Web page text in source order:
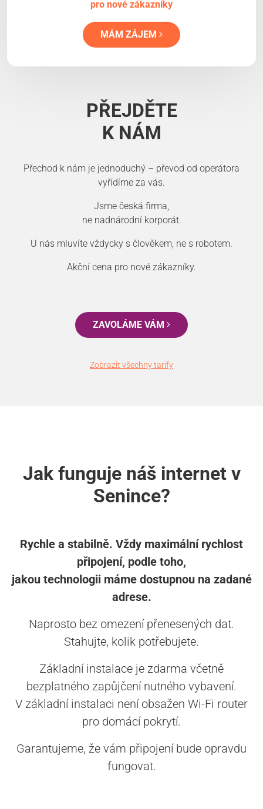
pro nové zákazníky
MÁM ZÁJEM
PŘEJDĚTE
K NÁM
Přechod k nám je jednoduchý – převod od operátora
vyřídíme za vás.
Jsme česká firma,
ne nadnárodní korporát.
U nás mluvíte vždycky s člověkem, ne s robotem.
Akční cena pro nové zákazníky.
ZAVOLÁME VÁM
Zobrazit všechny tarify
Jak funguje náš internet v
Senince?
Rychle a stabilně. Vždy maximální rychlost
připojení, podle toho,
jakou technologii máme dostupnou na zadané
adrese.
Naprosto bez omezení přenesených dat.
Stahujte, kolik potřebujete.
Základní instalace je zdarma včetně
bezplatného zapůjčení nutného vybavení.
V základní instalaci není obsažen Wi-Fi router
pro domácí pokrytí.
Garantujeme, že vám připojení bude opravdu
fungovat.